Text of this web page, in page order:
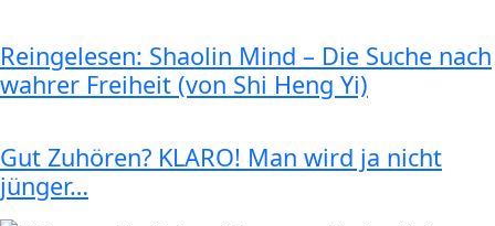
Reingelesen: Shaolin Mind – Die Suche nach
wahrer Freiheit (von Shi Heng Yi)
Gut Zuhören? KLARO! Man wird ja nicht
jünger…